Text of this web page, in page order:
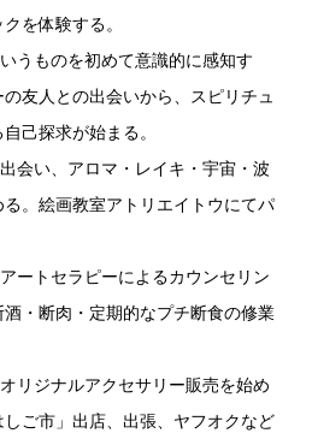
を体験する。
うものを初めて意識的に感知す
友人との出会いから、スピリチュ
己探求が始まる。
会い、アロマ・レイキ・宇宙・波
。絵画教室アトリエイトウにてパ
ートセラピーによるカウンセリン
・断肉・定期的なプチ断食の修業
リジナルアクセサリー販売を始め
ご市」出店、出張、ヤフオクなど